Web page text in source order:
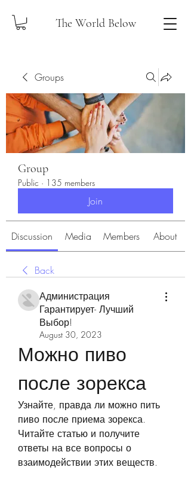
The World Below
Groups
Group
Public · 135 members
Join
Discussion Media Members About
Back
Администрация
Гарантирует- Лучший
Выбор!
August 30, 2023
Можно пиво
после зорекса
Узнайте, правда ли можно пить
пиво после приема зорекса.
Читайте статью и получите
ответы на все вопросы о
взаимодействии этих веществ.